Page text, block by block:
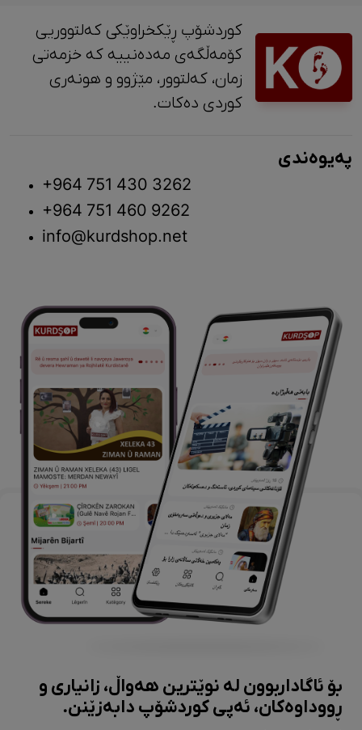
کوردشۆپ ڕێکخراوێکی کەلتووریی
کۆمەڵگەی مەدەنییە کە خزمەتی
زمان، کەلتوور، مێژوو و ‎هونەری
کوردی دەکات.
پەیوەندی
+964 751 430 3262
+964 751 460 9262
info@kurdshop.net
بۆ ئاگاداربوون لە نوێترین هەواڵ، زانیاری و
ڕووداوەکان، ئەپی کوردشۆپ دابەزێنن.